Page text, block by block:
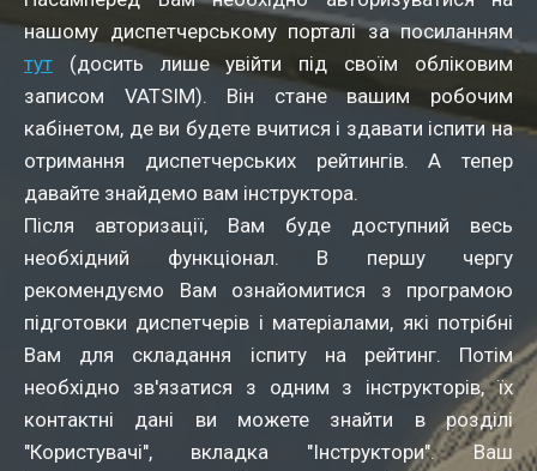
нашому диспетчерському порталі за посиланням
тут (досить лише увійти під своїм обліковим
записом VATSIM). Він стане вашим робочим
кабінетом, де ви будете вчитися і здавати іспити на
отримання диспетчерських рейтингів. А тепер
давайте знайдемо вам інструктора.
Після авторизації, Вам буде доступний весь
необхідний функціонал. В першу чергу
рекомендуємо Вам ознайомитися з програмою
підготовки диспетчерів і матеріалами, які потрібні
Вам для складання іспиту на рейтинг. Потім
необхідно зв'язатися з одним з інструкторів, їх
контактні дані ви можете знайти в розділі
"Користувачі", вкладка "Інструктори". Ваш